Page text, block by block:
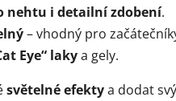
nehtu i detailní zdobení.
– vhodný pro
Eye“ lakya gely.
světelné efektya dodat